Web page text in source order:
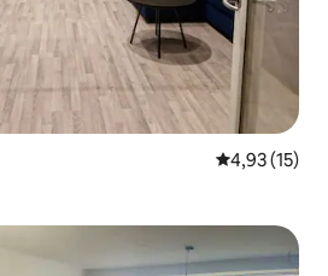
Vidutinis
4,93 (15)